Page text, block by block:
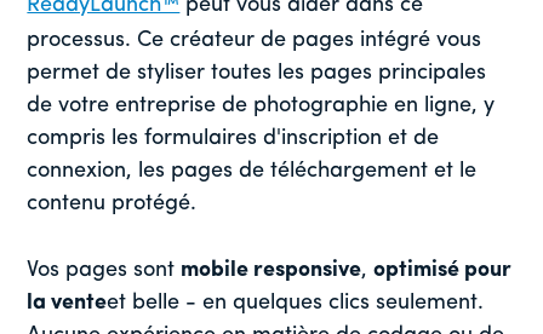
ReadyLaunch™ peut vous aider dans ce
processus. Ce créateur de pages intégré vous
permet de styliser toutes les pages principales
de votre entreprise de photographie en ligne, y
compris les formulaires d'inscription et de
connexion, les pages de téléchargement et le
contenu protégé.
Vos pages sont mobile responsive,optimisé pour
la venteet belle - en quelques clics seulement.